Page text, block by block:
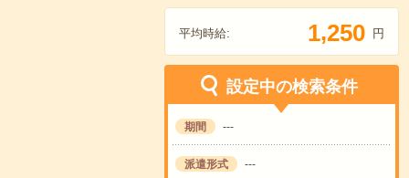
平均時給: 1,250 円
設定中の検索条件
期間 ---
派遣形式 ---